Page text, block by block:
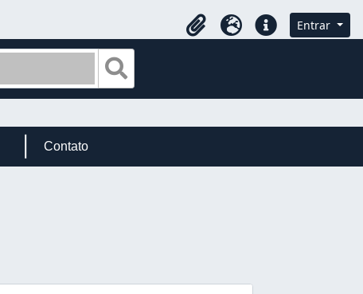
Área de Transferência
IdiomaAtalhos Entrar
Contato